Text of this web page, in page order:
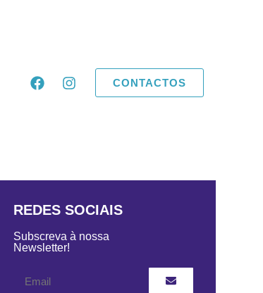
CONTACTOS
REDES SOCIAIS
Subscreva à nossa
Newsletter!